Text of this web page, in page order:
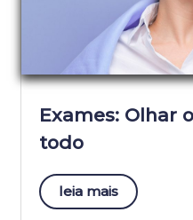
Exames: Olhar
todo
leia mais